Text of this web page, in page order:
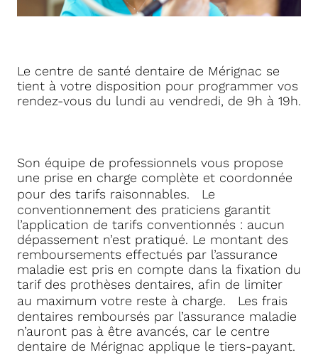
Le centre de santé dentaire de Mérignac se
tient à votre disposition pour programmer vos
rendez-vous du lundi au vendredi, de 9h à 19h.
Son équipe de professionnels vous propose
une prise en charge complète et coordonnée
pour des tarifs raisonnables. Le
conventionnement des praticiens garantit
l’application de tarifs conventionnés : aucun
dépassement n’est pratiqué. Le montant des
remboursements effectués par l’assurance
maladie est pris en compte dans la fixation du
tarif des prothèses dentaires, afin de limiter
au maximum votre reste à charge. Les frais
dentaires remboursés par l’assurance maladie
n’auront pas à être avancés, car le centre
dentaire de Mérignac applique le tiers-payant.